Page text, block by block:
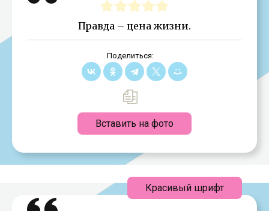
Правда – цена жизни.
Поделиться:
Вставить на фото
Красивый шрифт